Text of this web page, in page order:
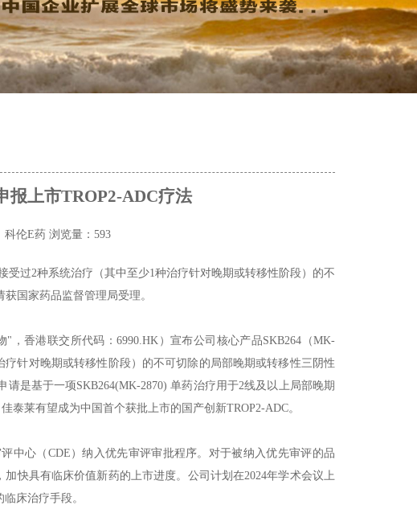
报上市TROP2-ADC疗法
科伦E药 浏览量：593
受过2种系统治疗（其中至少1种治疗针对晚期或转移性阶段）的不
国家药品监督管理局受理。
，香港联交所代码：6990.HK）宣布公司核心产品SKB264（MK-
针对晚期或转移性阶段）的不可切除的局部晚期或转移性三阴性
是基于一项SKB264(MK-2870) 单药治疗用于2线及以上局部晚期
泰莱有望成为中国首个获批上市的国产创新TROP2-ADC。
中心（CDE）纳入优先审评审批程序。对于被纳入优先审评的品
快具有临床价值新药的上市进度。公司计划在2024年学术会议上
床治疗手段。